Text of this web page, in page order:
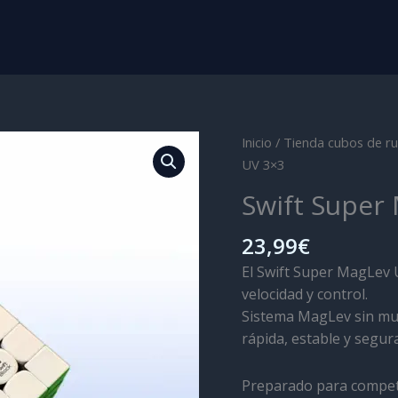
Inicio / Tienda cubos de
UV 3×3
Swift Super
23,99€
El Swift Super MagLev
velocidad y control.
Sistema MagLev sin
rápida, estable y
Preparado para